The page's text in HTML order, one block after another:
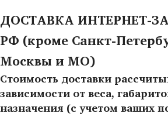
ДОСТАВКА ИНТЕРНЕТ-
РФ (кроме Санкт-
Москвы и МО)
Стоимость доставки
зависимости от веса,
назначения (с учетом ваших